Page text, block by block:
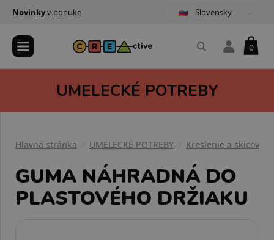
Novinkyv ponuke Slovensky
0
UMELECKÉ POTREBY
Hlavná stránka UMELECKÉ POTREBY Kreslenie a
GUMA NÁHRADNÁ DO
PLASTOVÉHO DRŽIAKU